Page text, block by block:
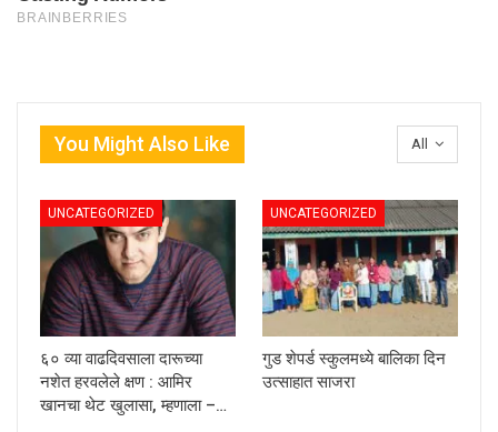
All
You Might Also Like
UNCATEGORIZED
६० व्या वाढदिवसाला दारूच्या
नशेत हरवलेले क्षण : आमिर
खानचा थेट खुलासा, म्हणाला –…
UNCATEGORIZED
गुड शेपर्ड स्कुलमध्ये बालिका दिन
उत्साहात साजरा